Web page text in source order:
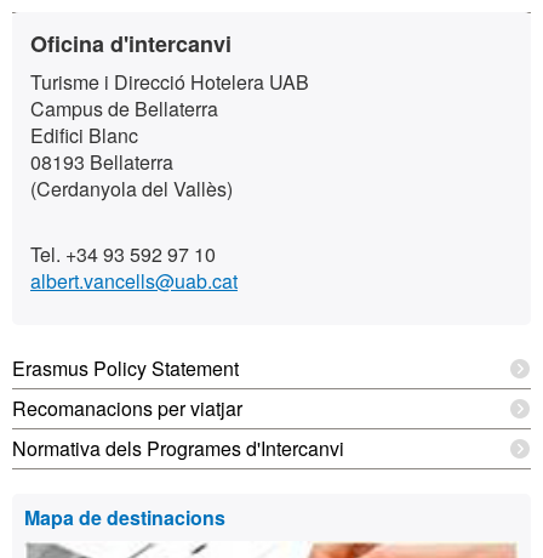
Informació
complementària
Contacte
Oficina d'intercanvi
Turisme i Direcció Hotelera UAB
Campus de Bellaterra
Edifici Blanc
08193 Bellaterra
(Cerdanyola del Vallès)
Tel. +34 93 592 97 10
albert.vancells@uab.cat
Erasmus Policy Statement
Recomanacions per viatjar
Normativa dels Programes d'Intercanvi
Mapa de destinacions